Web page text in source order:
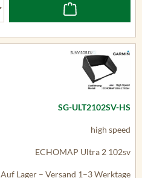
SG-ULT2102SV-HS
high speed
ECHOMAP Ultra 2 102sv
Auf Lager – Versand 1–3 Werktage